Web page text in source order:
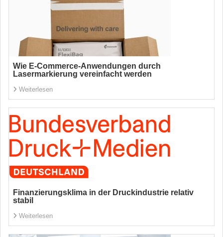
Wie E-Commerce-Anwendungen durch
Lasermarkierung vereinfacht werden
Weiterlesen
Finanzierungsklima in der Druckindustrie relativ
stabil
Weiterlesen